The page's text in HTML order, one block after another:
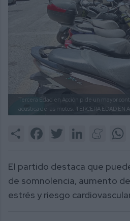
Tercera Edad en Acción pide un mayor
acústica de las motos. TERCERA EDAD EN
Share FacebookTwitter LinkedIn
El partido destaca que
de somnolencia, aumento
estrés y riesgo